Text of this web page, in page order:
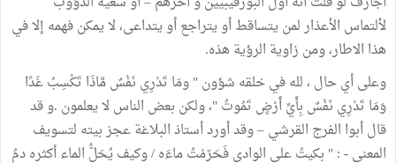
لألتماس الأعذار لمن يتساقط أو يتراجع أو يتداعى، لا يمكن فهمه إلا في
هذا الاطار، ومن زاوية الرؤية هذه.
وعلى أي حال ، لله في خلقه شؤون " ومَا تَدْرِي نَفْسٌ مَّاذَا تَكْسِبُ غَدًا
وَمَا تَدْرِي نَفْسٌ بِأَيِّ أَرْضٍ تَمُوتُ "، ولكن بعض الناس لا يعلمون .و قد
قال أبوا الفرج القرشي – وقد أورد أستاذ البلاغة عجز بيته لتسويف
المعنى - : " بكيتُ على الوادي فَحَرّمْتُ ماءَه / وكيف يُحَلُّ الماء أكثره دمُ